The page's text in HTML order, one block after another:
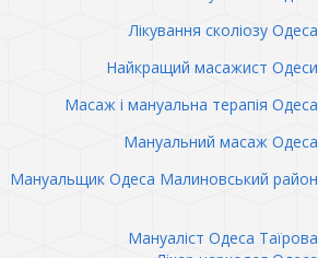
Лікування сколіозу Одеса
Найкращий масажист Одеси
Масаж і мануальна терапія Одеса
Мануальний масаж Одеса
Мануальщик Одеса Малиновський район
Мануаліст Одеса Таїрова